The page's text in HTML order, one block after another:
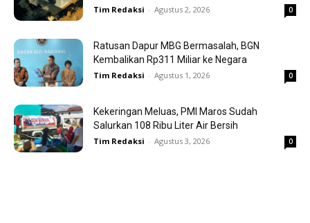
Tim Redaksi - Agustus 2, 2026 0
Ratusan Dapur MBG Bermasalah, BGN
Kembalikan Rp311 Miliar ke Negara
Tim Redaksi - Agustus 1, 2026 0
Kekeringan Meluas, PMI Maros Sudah
Salurkan 108 Ribu Liter Air Bersih
Tim Redaksi - Agustus 3, 2026 0